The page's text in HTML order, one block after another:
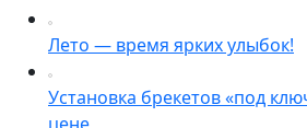
Лето — время ярких улыбок!
Установка брекетов «под